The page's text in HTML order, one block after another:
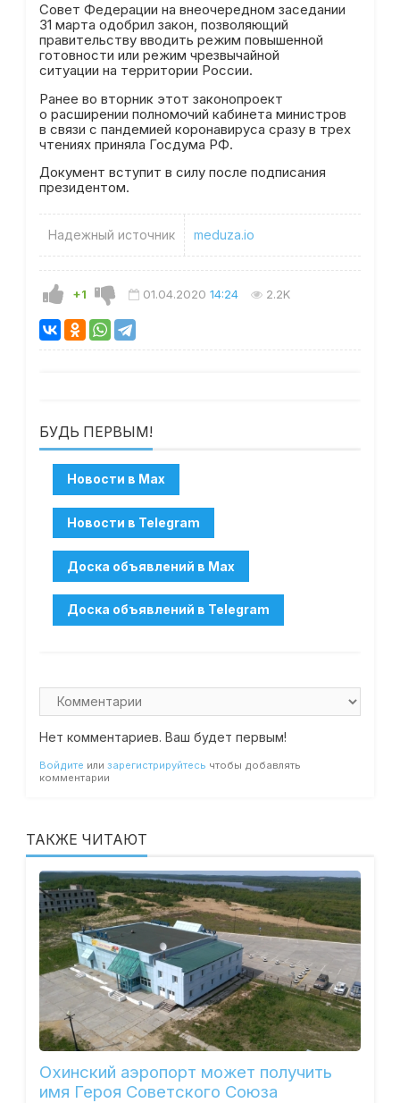
Совет Федерации на внеочередном заседании
31 марта одобрил закон, позволяющий
правительству вводить режим повышенной
готовности или режим чрезвычайной
ситуации на территории России.
Ранее во вторник этот законопроект
о расширении полномочий кабинета министров
в связи с пандемией коронавируса сразу в трех
чтениях приняла Госдума РФ.
Документ вступит в силу после подписания
президентом.
Надежный источник meduza.io
+1 01.04.2020 14:24 2.2K
БУДЬ ПЕРВЫМ!
Нет комментариев. Ваш будет первым!
Войдите или зарегистрируйтесь чтобы добавлять
комментарии
ТАКЖЕ ЧИТАЮТ
Охинский аэропорт может получить
имя Героя Советского Союза